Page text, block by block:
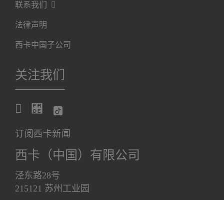
联系我们
法律声明
西卡中国子公司
关注我们
订阅西卡新闻
西卡（中国）有限公司
泾东路28号
215121 苏州工业园